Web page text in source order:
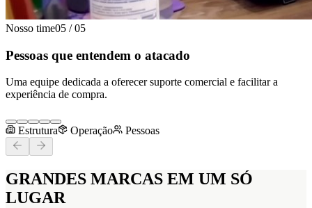
Nosso time05 / 05
Pessoas que entendem o atacado
Uma equipe dedicada a oferecer suporte comercial e facilitar a
experiência de compra.
Estrutura Operação Pessoas
GRANDES MARCAS EM UM SÓ
LUGAR